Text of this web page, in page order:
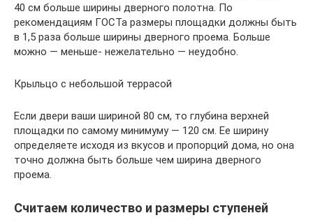
40 см больше ширины дверного полотна. По
рекомендациям ГОСТа размеры площадки должны быть
в 1,5 раза больше ширины дверного проема. Больше
можно — меньше- нежелательно — неудобно.
Крыльцо с небольшой террасой
Если двери ваши шириной 80 см, то глубина верхней
площадки по самому минимуму — 120 см. Ее ширину
определяете исходя из вкусов и пропорций дома, но она
точно должна быть больше чем ширина дверного
проема.
Считаем количество и размеры ступеней